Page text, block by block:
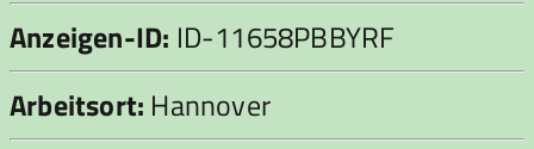
Anzeigen-ID: ID-11658PBBYRF
Arbeitsort: Hannover